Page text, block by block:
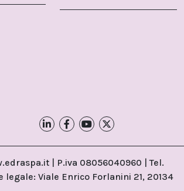
| P.iva 08056040960 | Tel.
legale: Viale Enrico Forlanini 21, 20134